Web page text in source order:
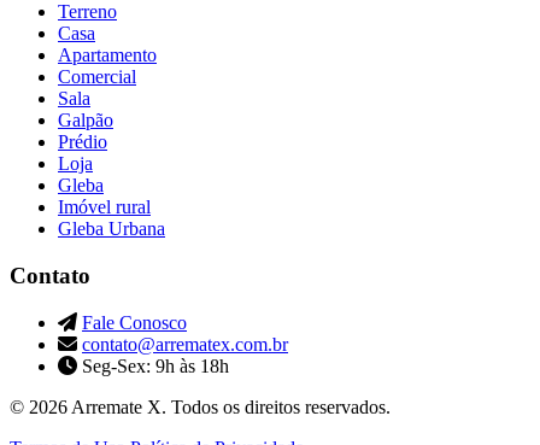
Terreno
Casa
Apartamento
Comercial
Sala
Galpão
Prédio
Loja
Gleba
Imóvel rural
Gleba Urbana
Contato
Fale Conosco
contato@arrematex.com.br
Seg-Sex: 9h às 18h
© 2026 Arremate X. Todos os direitos reservados.